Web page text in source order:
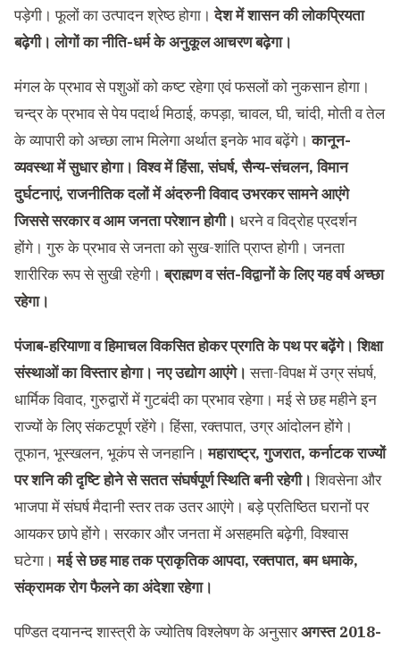
पड़ेगी। फूलों का उत्पादन श्रेष्ठ होगा।देश में शासन की लोकप्रियता
बढ़ेगी। लोगों का नीति-धर्म के अनुकूल आचरण बढ़ेगा।
मंगल के प्रभाव से पशुओं को कष्ट रहेगा एवं फसलों को नुकसान होगा।
चन्द्र के प्रभाव से पेय पदार्थ मिठाई, कपड़ा, चावल, घी, चांदी, मोती व तेल
के व्यापारी को अच्छा लाभ मिलेगा अर्थात इनके भाव बढ़ेंगे।कानून-
व्यवस्था में सुधार होगा। विश्व में हिंसा, संघर्ष, सैन्य-संचलन, विमान
दुर्घटनाएं, राजनीतिक दलों में अंदरुनी विवाद उभरकर सामने आएंगे
जिससे सरकार व आम जनता परेशान होगी। धरने व विद्रोह प्रदर्शन
होंगे। गुरु के प्रभाव से जनता को सुख-शांति प्राप्त होगी। जनता
शारीरिक रूप से सुखी रहेगी।ब्राह्मण व संत-विद्वानों के लिए यह वर्ष अच्छा
रहेगा।
पंजाब-हरियाणा व हिमाचल विकसित होकर प्रगति के पथ पर बढ़ेंगे। शिक्षा
संस्थाओं का विस्तार होगा। नए उद्योग आएंगे। सत्ता-विपक्ष में उग्र संघर्ष,
धार्मिक विवाद, गुरुद्वारों में गुटबंदी का प्रभाव रहेगा। मई से छह महीने इन
राज्यों के लिए संकटपूर्ण रहेंगे। हिंसा, रक्तपात, उग्र आंदोलन होंगे।
तूफान, भूस्खलन, भूकंप से जनहानि।महाराष्ट्र, गुजरात, कर्नाटक राज्यों
पर शनि की दृष्टि होने से सतत संघर्षपूर्ण स्थिति बनी रहेगी। शिवसेना और
भाजपा में संघर्ष मैदानी स्तर तक उतर आएंगे। बड़े प्रतिष्ठित घरानों पर
आयकर छापे होंगे। सरकार और जनता में असहमति बढ़ेगी, विश्वास
घटेगा।मई से छह माह तक प्राकृतिक आपदा, रक्तपात, बम धमाके,
संक्रामक रोग फैलने का अंदेशा रहेगा।
पण्डित दयानन्द शास्त्री के ज्योतिष विश्लेषण के अनुसारअगस्त 2018-